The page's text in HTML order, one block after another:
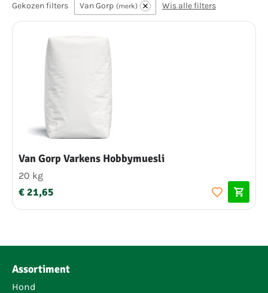
Gekozen filters Van Gorp merk Wis alle filters
Van Gorp Varkens Hobbymuesli
20 kg
€ 21,65
Assortiment
Hond